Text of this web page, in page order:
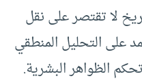
لا تقتصر على نقل
على التحليل المنطقي
الظواهر البشرية.